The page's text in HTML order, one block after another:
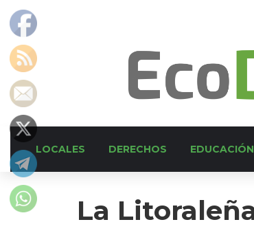
LOCALES DERECHOS EDUCACIÓN
La